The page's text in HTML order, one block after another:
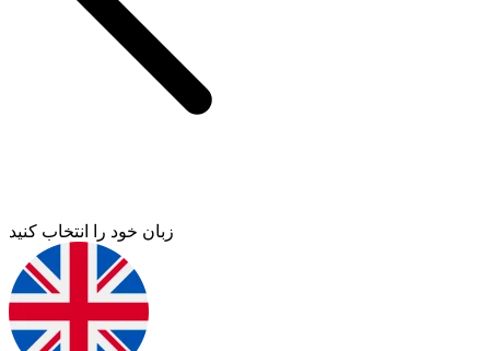
زبان خود را انتخاب کنید